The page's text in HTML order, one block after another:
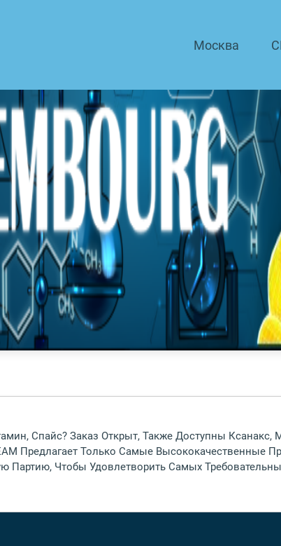
Москва
Спайс? Заказ Открыт, Также Доступны
Предлагает Только Самые
Партию, Чтобы Удовлетворить Самых